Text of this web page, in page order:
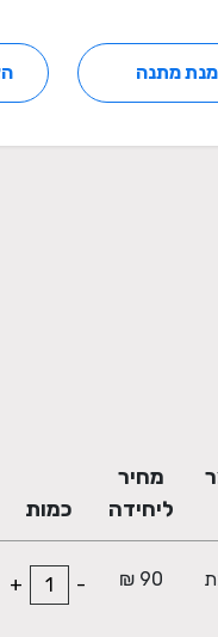
מתנה
מחיר
ליחידה
כמות
90 ₪
-
+